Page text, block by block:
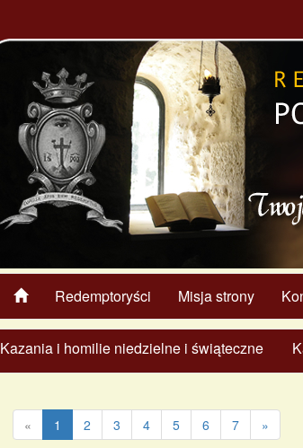
Redemptoryści Misja strony
Kazania i homilie niedzielne i świąteczne
« 1 2 3 4 5 6 7 »